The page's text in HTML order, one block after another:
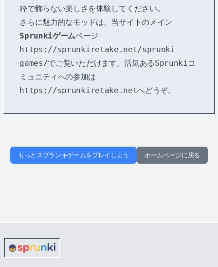
粋で飾らない楽しさを体験してください。
さらに魅力的なモッドは、当サイトのメイン
Sprunkiゲームページ
https://sprunkiretake.net/sprunki-
games/でご覧いただけます。活気あるSprunkiコ
ミュニティへの参加は
https://sprunkiretake.netへどうぞ。
もっとスプランキゲームをプレイしよう ホームページに戻る